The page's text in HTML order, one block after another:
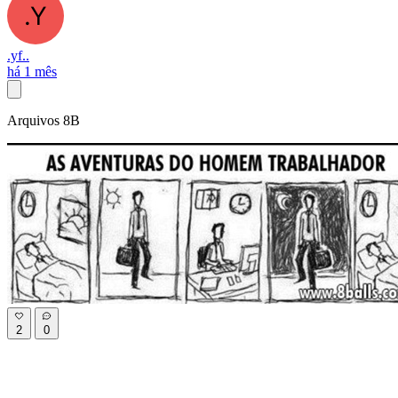
.yf..
há 1 mês
Arquivos 8B
2 0